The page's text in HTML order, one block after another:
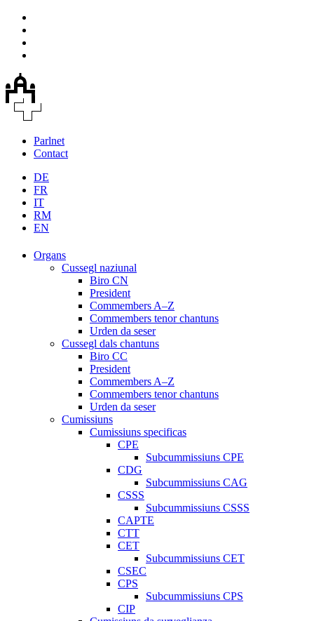
Parlnet
Contact
DE
FR
IT
RM
EN
Organs
Cussegl naziunal
Biro CN
President
Commembers A–Z
Commembers tenor chantuns
Urden da seser
Cussegl dals chantuns
Biro CC
President
Commembers A–Z
Commembers tenor chantuns
Urden da seser
Cumissiuns
Cumissiuns specificas
CPE
Subcummissiuns CPE
CDG
Subcummissiuns CAG
CSSS
Subcummissiuns CSSS
CAPTE
CTT
CET
Subcummissiuns CET
CSEC
CPS
Subcummissiuns CPS
CIP